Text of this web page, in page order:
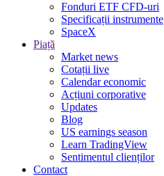
Fonduri ETF CFD-uri
Specificații instrumente
SpaceX
Piață
Market news
Cotații live
Calendar economic
Acțiuni corporative
Updates
Blog
US earnings season
Learn TradingView
Sentimentul clienților
Contact